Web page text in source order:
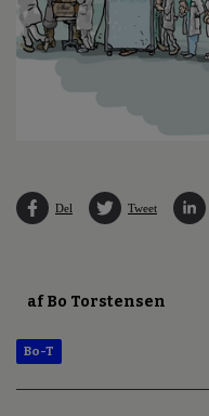
Del Tweet
af Bo Torstensen
Bo-T